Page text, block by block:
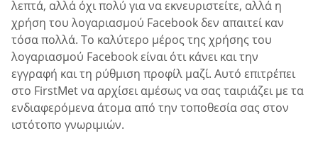
λεπτά, αλλά όχι πολύ για να εκνευριστείτε, αλλά η
χρήση του λογαριασμού Facebook δεν απαιτεί καν
τόσα πολλά. Το καλύτερο μέρος της χρήσης του
λογαριασμού Facebook είναι ότι κάνει και την
εγγραφή και τη ρύθμιση προφίλ μαζί. Αυτό επιτρέπει
στο FirstMet να αρχίσει αμέσως να σας ταιριάζει με τα
ενδιαφερόμενα άτομα από την τοποθεσία σας στον
ιστότοπο γνωριμιών.